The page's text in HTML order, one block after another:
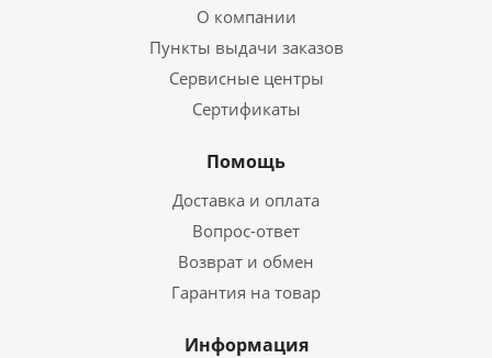
О компании
Пункты выдачи заказов
Сервисные центры
Сертификаты
Помощь
Доставка и оплата
Вопрос-ответ
Возврат и обмен
Гарантия на товар
Информация